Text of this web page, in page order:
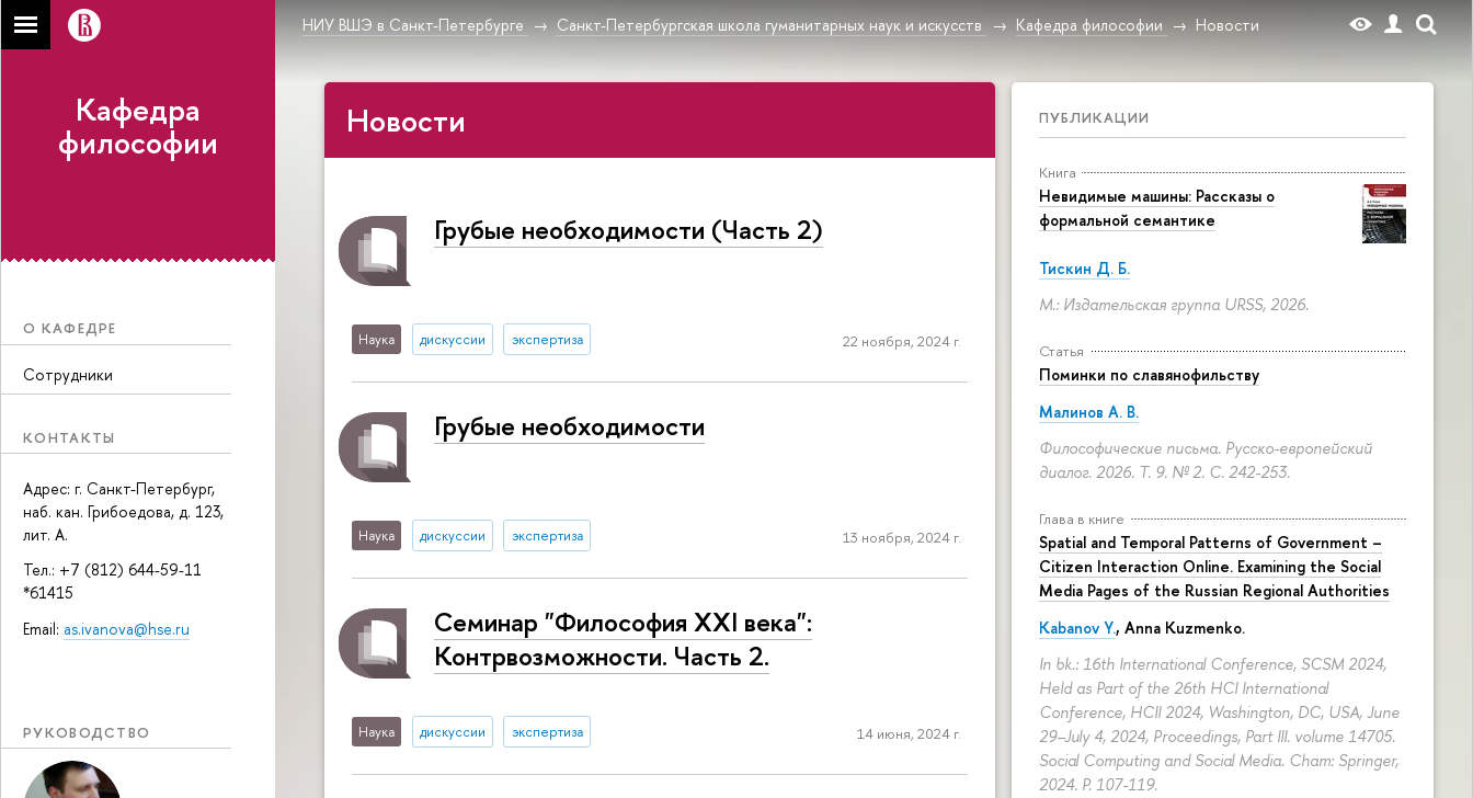
НИУ ВШЭ в Санкт-Петербурге Санкт-Петербургская школа гуманитарных наук и искусств Кафедра философии Новости
Кафедра
философии
О КАФЕДРЕ
Сотрудники
КОНТАКТЫ
Адрес: г. Санкт-Петербург,
наб. кан. Грибоедова, д. 123,
лит. А.
Тел.: +7 (812) 644-59-11
*61415
Email: as.ivanova@hse.ru
РУКОВОДСТВО
ПУБЛИКАЦИИ
Книга
Невидимые машины: Рассказы о
формальной семантике
Тискин Д. Б.
М.: Издательская группа URSS, 2026.
Статья
Поминки по славянофильству
Малинов А. В.
Философические письма. Русско-европейский
диалог. 2026. Т. 9. № 2. С. 242-253.
Глава в книге
Spatial and Temporal Patterns of Government –
Citizen Interaction Online. Examining the Social
Media Pages of the Russian Regional Authorities
Kabanov Y., Anna Kuzmenko.
In bk.: 16th International Conference, SCSM 2024,
Held as Part of the 26th HCI International
Conference, HCII 2024, Washington, DC, USA, June
29–July 4, 2024, Proceedings, Part III. volume 14705.
Social Computing and Social Media. Cham: Springer,
2024. P. 107-119.
Новости
Грубые необходимости (Часть 2)
Наука дискуссии экспертиза 22 ноября, 2024 г.
Грубые необходимости
Наука дискуссии экспертиза 13 ноября, 2024 г.
Семинар "Философия XXI века":
Контрвозможности. Часть 2.
Наука дискуссии экспертиза 14 июня, 2024 г.